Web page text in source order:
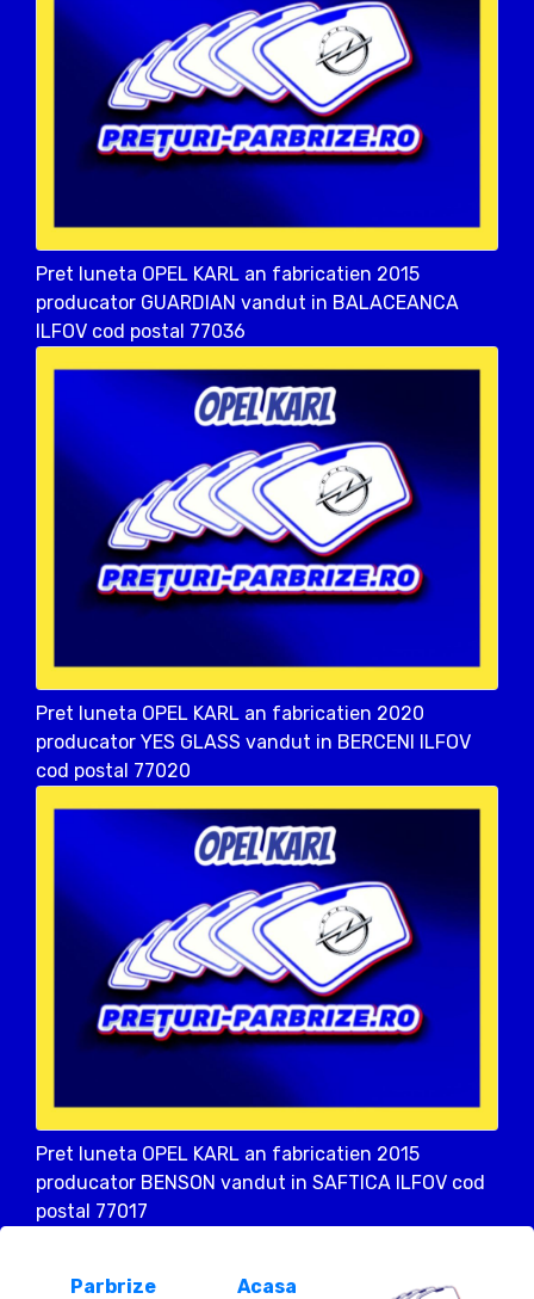
Pret luneta OPEL KARL an fabricatien 2015
producator GUARDIAN vandut in BALACEANCA
ILFOV cod postal 77036
Pret luneta OPEL KARL an fabricatien 2020
producator YES GLASS vandut in BERCENI ILFOV
cod postal 77020
Pret luneta OPEL KARL an fabricatien 2015
producator BENSON vandut in SAFTICA ILFOV cod
postal 77017
Parbrize Acasa